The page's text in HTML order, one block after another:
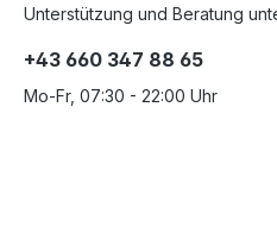
Unterstützung und Beratung
+43 660 347 88 65
Mo-Fr, 07:30 - 22:00 Uhr